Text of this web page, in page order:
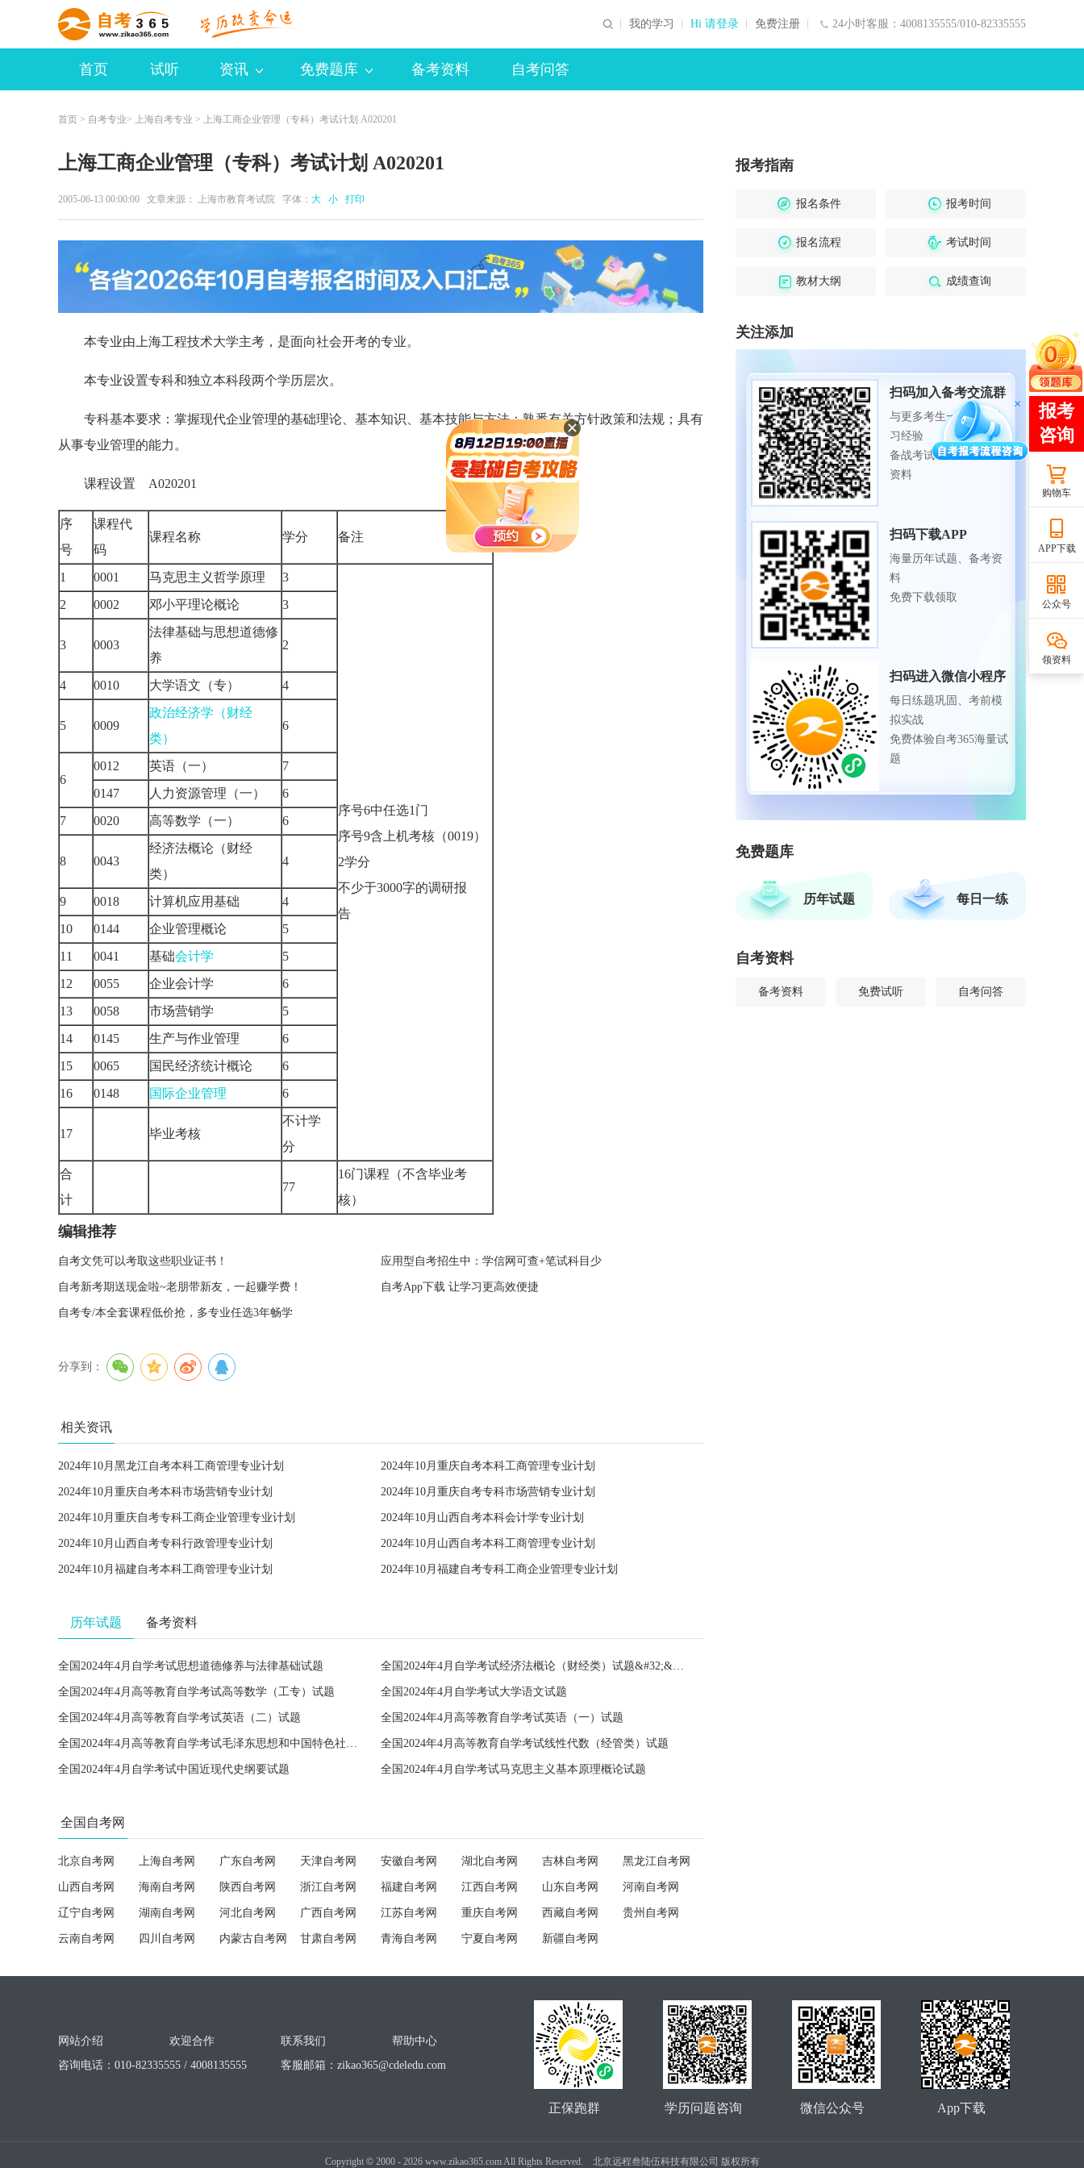
24小时客服：4008135555/010-82335555
我的学习 Hi 请登录 免费注册
首页 试听 资讯 免费题库 备考资料 自考问答
首页 > 自考专业> 上海自考专业 > 上海工商企业管理（专科）考试计划 A020201
上海工商企业管理（专科）考试计划 A020201
2005-06-13 00:00:00 文章来源： 上海市教育考试院 字体： 大 小 打印
本专业由上海工程技术大学主考，是面向社会开考的专业。
本专业设置专科和独立本科段两个学历层次。
专科基本要求：掌握现代企业管理的基础理论、基本知识、基本技能与方法；熟悉有关方针政策和法规；具有
从事专业管理的能力。
课程设置 A020201
序
号
课程代
码
课程名称 学分 备注
1 0001 马克思主义哲学原理 3
序号6中任选1 门
序号9含上机考核（0019）
2学分
不少于3000字的调研报
告
2 0002 邓小平理论概论 3
3 0003
法律基础与思想道德修
养
2
4 0010 大学语文（专） 4
5 0009
政治经济学（财经
类）
6
6
0012 英语（一）
7
0147
人力资源管理（一）
6
7
0020 高等数学（一） 6
8 0043
经济法概论（财经
类）
4
9 0018 计算机应用基础
4
10
0144 企业管理概论
5
11
0041 基础会计学
5
12
0055 企业会计学
6
13
0058 市场营销学
5
14
0145 生产与作业管理
6
15
0065 国民经济统计概论
6
16
0148 国际企业管理 6
17 毕业考核
不计学
分
合
计
77
16门课程（不含毕业考
核）
编辑推荐
自考文凭可以考取这些职业证书！ 应用型自考招生中：学信网可查+笔试科目少
自考新考期送现金啦~老朋带新友，一起赚学费！ 自考App下载 让学习更高效便捷
自考专/本全套课程低价抢，多专业任选3年畅学
分享到：
相关资讯
2024年10月黑龙江自考本科工商管理专业计划 2024年10月重庆自考本科工商管理专业计划
2024年10月重庆自考本科市场营销专业计划 2024年10月重庆自考专科市场营销专业计划
2024年10月重庆自考专科工商企业管理专业计划 2024年10月山西自考本科会计学专业计划
2024年10月山西自考专科行政管理专业计划 2024年10月山西自考本科工商管理专业计划
2024年10月福建自考本科工商管理专业计划 2024年10月福建自考专科工商企业管理专业计划
历年试题 备考资料
全国2024年4月自学考试思想道德修养与法律基础试题 全国2024年4月自学考试经济法概论（财经类）试题&#32;&#32;
全国2024年4月高等教育自学考试高等数学（工专）试题 全国2024年4月自学考试大学语文试题
全国2024年4月高等教育自学考试英语（二）试题 全国2024年4月高等教育自学考试英语（一）试题
全国2024年4月高等教育自学考试毛泽东思想和中国特色社会主义理论体系概论试题 全国2024年4月高等教育自学考试线性代数（经管类）试题
全国2024年4月自学考试中国近现代史纲要试题 全国2024年4月自学考试马克思主义基本原理概论试题
全国自考网
北京自考网 上海自考网 广东自考网 天津自考网 安徽自考网 湖北自考网 吉林自考网 黑龙江自考网
山西自考网 海南自考网 陕西自考网 浙江自考网 福建自考网 江西自考网 山东自考网 河南自考网
辽宁自考网 湖南自考网 河北自考网 广西自考网 江苏自考网 重庆自考网 西藏自考网 贵州自考网
云南自考网 四川自考网 内蒙古自考网 甘肃自考网 青海自考网 宁夏自考网 新疆自考网
报考指南
报名条件 报考时间
报名流程 考试时间
教材大纲 成绩查询
关注添加
扫码加入备考交流群
与更多考生一起交流学
习经验
备战考试，获取试题及
资料
扫码下载APP
海量历年试题、备考资
料
免费下载领取
扫码进入微信小程序
每日练题巩固、考前模
拟实战
免费体验自考365海量试
题
免费题库
历年试题 每日一练
自考资料
备考资料 免费试听 自考问答
购物车
APP下载
公众号
领资料
网站介绍 欢迎合作 联系我们
帮助中心
咨询电话：010-82335555 / 4008135555
客服邮箱： zikao365@cdeledu.com
App下载
微信公众号
学历问题咨询
正保跑群
Copyright ©2000 - 2026www.zikao365.com All Rights Reserved. 北京远程叁陆伍科技有限公司 版权所有